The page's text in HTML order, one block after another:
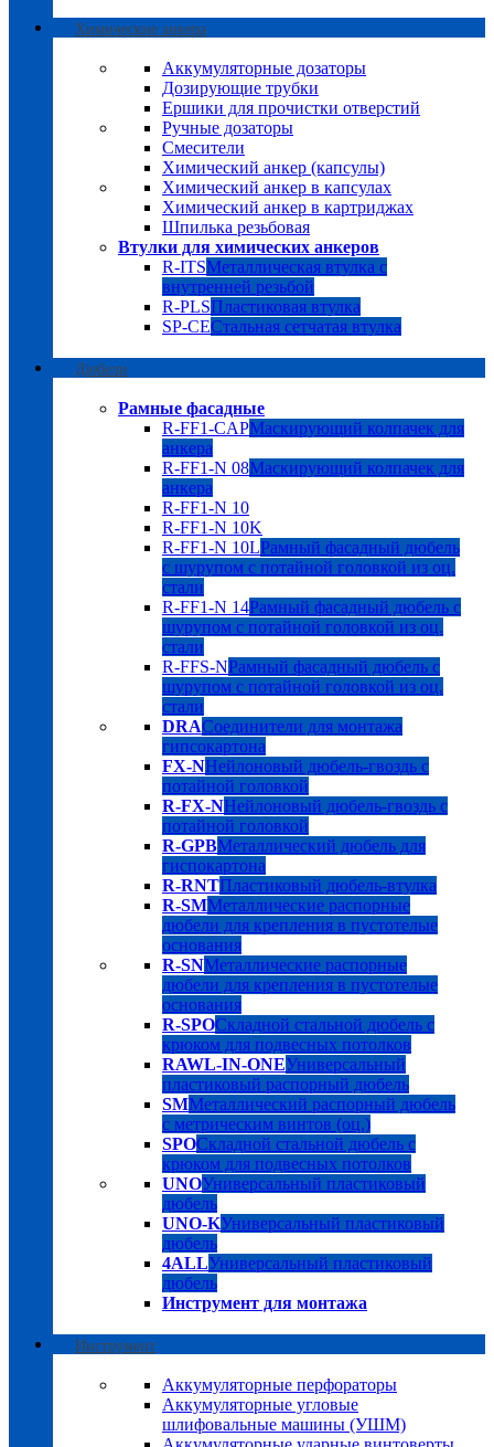
Химические анкера
Аккумуляторные дозаторы
Дозирующие трубки
Ершики для прочистки отверстий
Ручные дозаторы
Смесители
Химический анкер (капсулы)
Химический анкер в капсулах
Химический анкер в картриджах
Шпилька резьбовая
Втулки для химических анкеров
R-ITSМеталлическая втулка с
внутренней резьбой
R-PLSПластиковая втулка
SP-CEСтальная сетчатая втулка
Дюбели
Рамные фасадные
R-FF1-CAPМаскирующий колпачек для
анкера
R-FF1-N 08Маскирующий колпачек для
анкера
R-FF1-N 10
R-FF1-N 10K
R-FF1-N 10LРамный фасадный дюбель
с шурупом с потайной головкой из оц.
стали
R-FF1-N 14Рамный фасадный дюбель с
шурупом с потайной головкой из оц.
стали
R-FFS-NРамный фасадный дюбель с
шурупом с потайной головкой из оц.
стали
DRAСоединители для монтажа
гипсокартона
FX-NНейлоновый дюбель-гвоздь с
потайной головкой
R-FX-NНейлоновый дюбель-гвоздь с
потайной головкой
R-GPBМеталлический дюбель для
гиспокартона
R-RNTПластиковый дюбель-втулка
R-SMМеталлические распорные
дюбели для крепления в пустотелые
основания
R-SNМеталлические распорные
дюбели для крепления в пустотелые
основания
R-SPOСкладной стальной дюбель с
крюком для подвесных потолков
RAWL-IN-ONEУниверсальный
пластиковый распорный дюбель
SMМеталлический распорный дюбель
с метрическим винтов (оц.)
SPOСкладной стальной дюбель с
крюком для подвесных потолков
UNOУниверсальный пластиковый
дюбель
UNO-KУниверсальный пластиковый
дюбель
4ALLУниверсальный пластиковый
дюбель
Инструмент для монтажа
Инструмент
Аккумуляторные перфораторы
Аккумуляторные угловые
шлифовальные машины (УШМ)